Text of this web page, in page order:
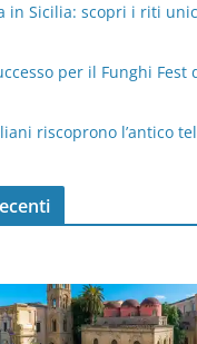
in Sicilia: scopri i riti
per il Funghi Fest
riscoprono l’antico